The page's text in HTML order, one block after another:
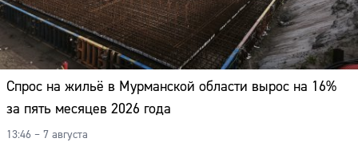
Спрос на жильё в Мурманской области вырос на 16%
за пять месяцев 2026 года
13:46 – 7 августа